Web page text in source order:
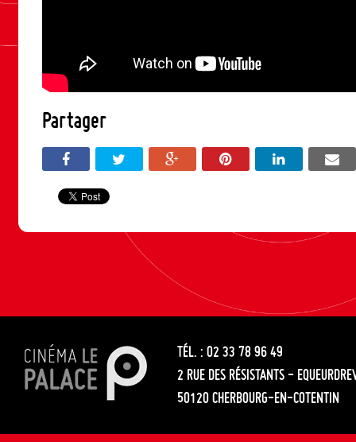
Partager
TÉL. : 02 33 78 96 49
2 RUE DES RÉSISTANTS -
50120 CHERBOURG-EN-COTENTIN